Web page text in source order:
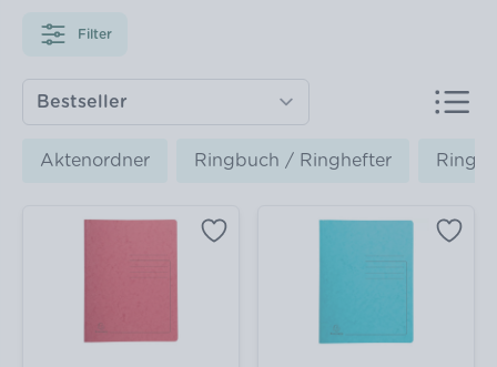
Filter
Aktenordner Ringbuch / Ringhefter